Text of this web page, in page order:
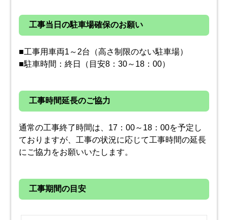
工事当日の駐車場確保のお願い
■工事用車両1～2台（高さ制限のない駐車場）
■駐車時間：終日（目安8：30～18：00）
工事時間延長のご協力
通常の工事終了時間は、17：00～18：00を予定し
ておりますが、工事の状況に応じて工事時間の延長
にご協力をお願いいたします。
工事期間の目安